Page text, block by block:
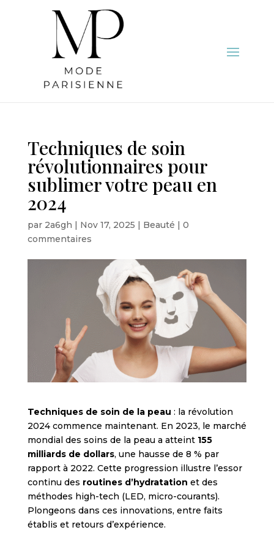
Techniques de soin
révolutionnaires pour
sublimer votre peau en
2024
par 2a6gh | Nov 17, 2025 | Beauté | 0
commentaires
Techniques de soin de la peau : la révolution
2024 commence maintenant. En 2023, le marché
mondial des soins de la peau a atteint 155
milliards de dollars, une hausse de 8 % par
rapport à 2022. Cette progression illustre l’essor
continu des routines d’hydratation et des
méthodes high-tech (LED, micro-courants).
Plongeons dans ces innovations, entre faits
établis et retours d’expérience.